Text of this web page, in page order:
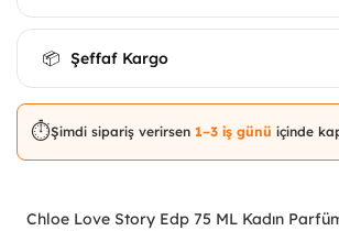
📦 Şeffaf Kargo
⏱️Şimdi sipariş verirsen 1–3 iş günü içinde
Chloe Love Story Edp 75 ML Kadın